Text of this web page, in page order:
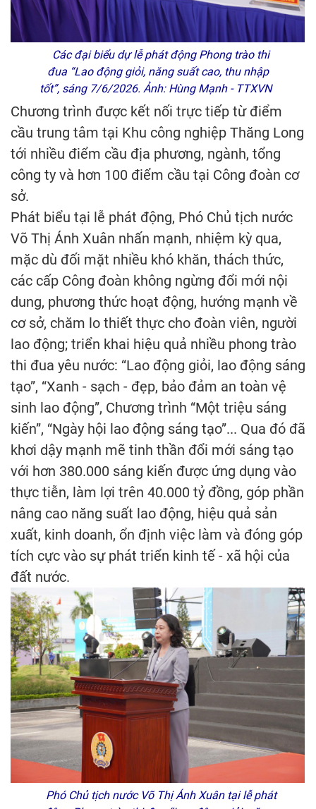
Các đại biểu dự lễ phát động Phong trào thi
đua “Lao động giỏi, năng suất cao, thu nhập
tốt”, sáng 7/6/2026. Ảnh: Hùng Mạnh - TTXVN
Chương trình được kết nối trực tiếp từ điểm
cầu trung tâm tại Khu công nghiệp Thăng Long
tới nhiều điểm cầu địa phương, ngành, tổng
công ty và hơn 100 điểm cầu tại Công đoàn cơ
sở.
Phát biểu tại lễ phát động, Phó Chủ tịch nước
Võ Thị Ánh Xuân nhấn mạnh, nhiệm kỳ qua,
mặc dù đối mặt nhiều khó khăn, thách thức,
các cấp Công đoàn không ngừng đổi mới nội
dung, phương thức hoạt động, hướng mạnh về
cơ sở, chăm lo thiết thực cho đoàn viên, người
lao động; triển khai hiệu quả nhiều phong trào
thi đua yêu nước: “Lao động giỏi, lao động sáng
tạo”, “Xanh - sạch - đẹp, bảo đảm an toàn vệ
sinh lao động”, Chương trình “Một triệu sáng
kiến”, “Ngày hội lao động sáng tạo”... Qua đó đã
khơi dậy mạnh mẽ tinh thần đổi mới sáng tạo
với hơn 380.000 sáng kiến được ứng dụng vào
thực tiễn, làm lợi trên 40.000 tỷ đồng, góp phần
nâng cao năng suất lao động, hiệu quả sản
xuất, kinh doanh, ổn định việc làm và đóng góp
tích cực vào sự phát triển kinh tế - xã hội của
đất nước.
Phó Chủ tịch nước Võ Thị Ánh Xuân tại lễ phát